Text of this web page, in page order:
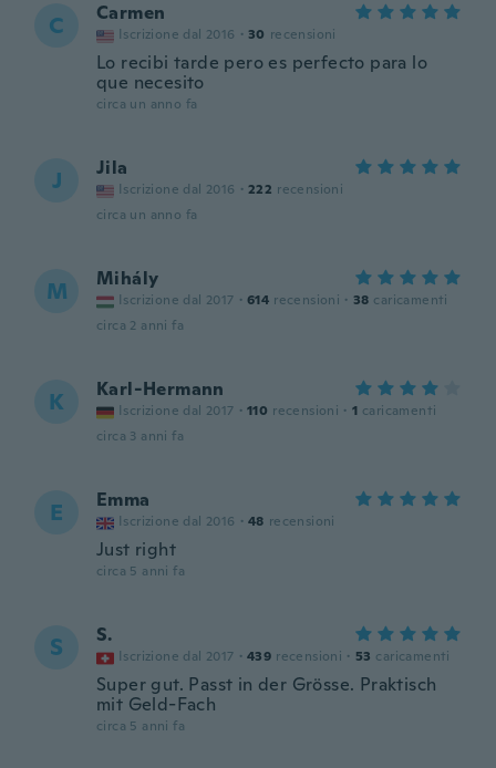
C Carmen
Iscrizione dal 2016 · 30 recensioni
Lo recibi tarde pero es perfecto para lo
que necesito
circa un anno fa
J Jila
Iscrizione dal 2016 · 222 recensioni
circa un anno fa
M Mihály
Iscrizione dal 2017 · 614 recensioni · 38 caricamenti
circa 2 anni fa
K Karl-Hermann
Iscrizione dal 2017 · 110 recensioni · 1 caricamenti
circa 3 anni fa
E Emma
Iscrizione dal 2016 · 48 recensioni
Just right
circa 5 anni fa
S S.
Iscrizione dal 2017 · 439 recensioni · 53 caricamenti
Super gut. Passt in der Grösse. Praktisch
mit Geld-Fach
circa 5 anni fa